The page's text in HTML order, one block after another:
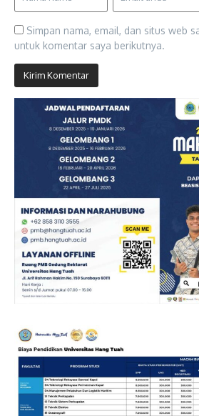
Simpan nama, email, dan situs web
untuk komentar saya berikutnya.